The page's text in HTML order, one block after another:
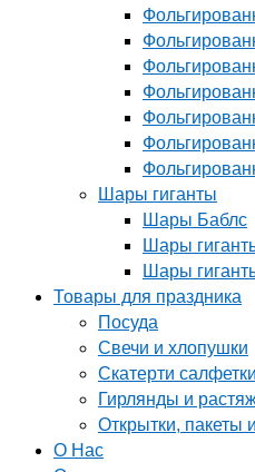
Шары гиганты
Шары Баблс
Шары
Шары
Товары для праздника
Посуда
Свечи и хлопушки
Скатерти
Гирлянды и
Открытки, пакеты
О Нас